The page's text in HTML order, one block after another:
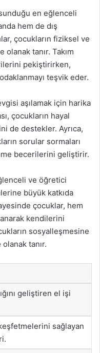
en eğlenceli
hem de dış
çocukların fiziksel ve
tanır. Takım
pekiştirirken,
teşvik eder.
aşılamak için harika
çocukların hayal
de destekler. Ayrıca,
sorular sormaları
becerilerini geliştirir.
ve öğretici
büyük katkıda
çocuklar, hem
kendilerini
sosyalleşmesine
tanır.
geliştiren el işi
sağlayan